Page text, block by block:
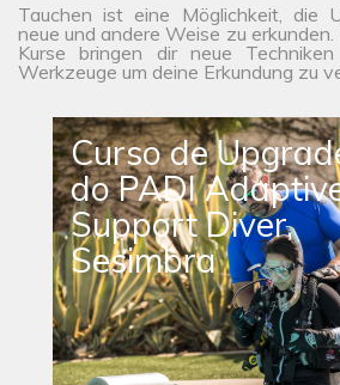
Tauchen ist eine Möglichkeit, die
neue und andere Weise zu
Kurse bringen dir neue
Werkzeuge um deine Erkundung zu
Curso de
do PADI
Support Diver,
Sesimbra